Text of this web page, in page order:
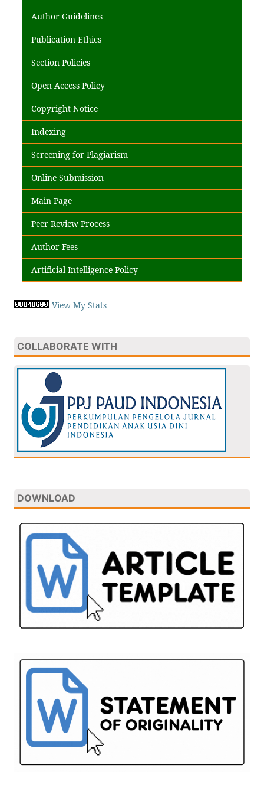
Author Guidelines
Publication Ethics
Section Policies
Open Access Policy
Copyright Notice
Indexing
Screening for Plagiarism
Online Submission
Main Page
Peer Review Process
Author Fees
Artificial Intelligence Policy
View My Stats
COLLABORATE WITH
DOWNLOAD